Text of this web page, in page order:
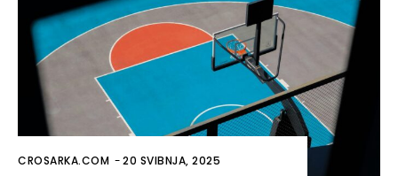
CROSARKA.COM -20 SVIBNJA, 2025